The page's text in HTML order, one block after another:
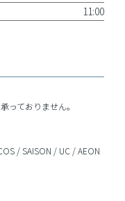
11:00
っておりません。
/ SAISON / UC / AEON